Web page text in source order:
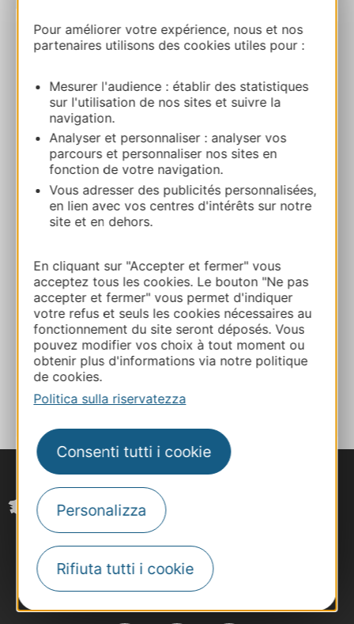
Pour améliorer votre expérience, nous et nos
partenaires utilisons des cookies utiles pour :
Mesurer l'audience : établir des statistiques
sur l'utilisation de nos sites et suivre la
navigation.
Analyser et personnaliser : analyser vos
parcours et personnaliser nos sites en
fonction de votre navigation.
Vous adresser des publicités personnalisées,
en lien avec vos centres d'intérêts sur notre
site et en dehors.
En cliquant sur "Accepter et fermer" vous
acceptez tous les cookies. Le bouton "Ne pas
accepter et fermer" vous permet d'indiquer
votre refus et seuls les cookies nécessaires au
fonctionnement du site seront déposés. Vous
pouvez modifier vos choix à tout moment ou
obtenir plus d'informations via notre politique
de cookies.
Politica sulla riservatezza
Consenti tutti i cookie
Personalizza
Rifiuta tutti i cookie
Chez Georges Bistrot de la Mer
DU-ROI
Calcola il tuo percorso
Sito web
Facebook
AGGIUNGI